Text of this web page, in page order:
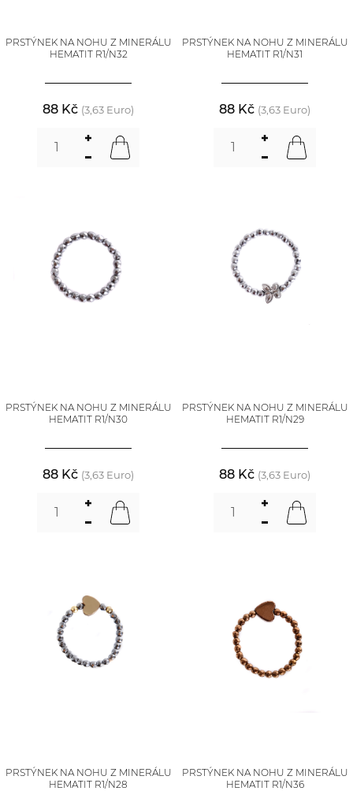
PRSTÝNEK NA NOHU Z MINERÁLU
HEMATIT R1/N32
88 Kč (3,63 Euro)
PRSTÝNEK NA NOHU Z MINERÁLU
HEMATIT R1/N31
88 Kč (3,63 Euro)
PRSTÝNEK NA NOHU Z MINERÁLU
HEMATIT R1/N30
88 Kč (3,63 Euro)
PRSTÝNEK NA NOHU Z MINERÁLU
HEMATIT R1/N29
88 Kč (3,63 Euro)
PRSTÝNEK NA NOHU Z MINERÁLU
HEMATIT R1/N28
PRSTÝNEK NA NOHU Z MINERÁLU
HEMATIT R1/N36